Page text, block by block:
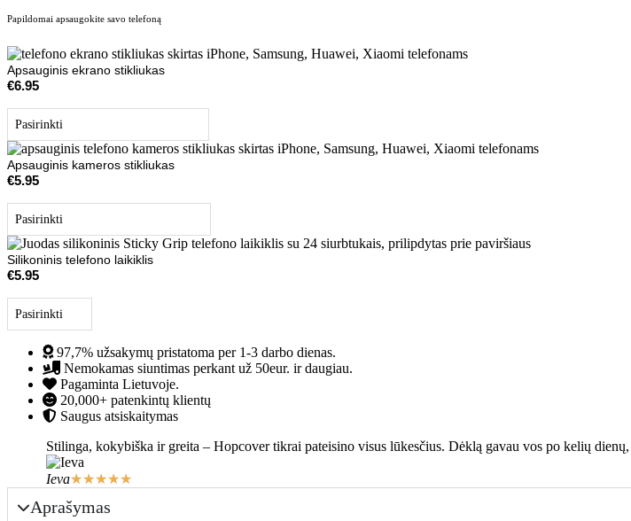
Papildomai apsaugokite savo telefoną
Apsauginis ekrano stikliukas
€6.95
Apsauginis kameros stikliukas
€5.95
Silikoninis telefono laikiklis
€5.95
97,7% užsakymų pristatoma per 1-3 darbo dienas.
Nemokamas siuntimas perkant už 50eur. ir daugiau.
Pagaminta Lietuvoje.
20,000+ patenkintų klientų
Saugus atsiskaitymas
Ieva★★★★★
Stilinga, kokybiška ir greita – Hopcover tikrai pateisino visus lūkesčius. Dėklą gavau vos po kelių
Aprašymas